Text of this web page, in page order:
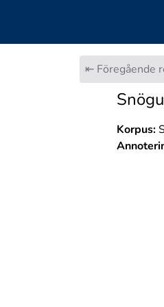
⇤ Föregående
Korpus: